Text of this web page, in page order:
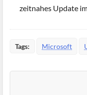
zeitnahes Update
Tags: Microsoft